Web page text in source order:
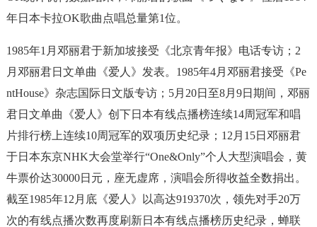
年日本卡拉OK歌曲点唱总量第1位。
1985年1月邓丽君于新加坡接受《北京青年报》电话专访；2
月邓丽君日文单曲《爱人》发表。1985年4月邓丽君接受《Pe
ntHouse》杂志国际日文版专访；5月20日至8月9日期间，邓丽
君日文单曲《爱人》创下日本有线点播榜连续14周冠军和唱
片排行榜上连续10周冠军的双项历史纪录；12月15日邓丽君
于日本东京NHK大会堂举行“One&Only”个人大型演唱会，黄
牛票价达30000日元，座无虚席，演唱会所得收益全数捐出。
截至1985年12月底《爱人》以高达919370次，领先对手20万
次的有线点播次数再度刷新日本有线点播榜历史纪录，蝉联